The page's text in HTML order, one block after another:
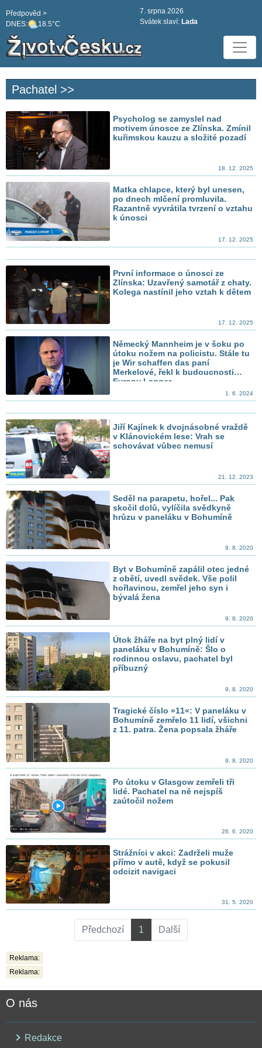
DNES: 18.5°C
Předpověd >
7. srpna 2026
Svátek slaví: Lada
Pachatel >>
Psycholog se zamyslel nad
motivem únosce ze Zlínska. Zmínil
kuřimskou kauzu a složité pozadí
18. 12. 2025
Matka chlapce, který byl unesen,
po dnech mlčení promluvila.
Razantně vyvrátila tvrzení o vztahu
k únosci
17. 12. 2025
První informace o únosci ze
Zlínska: Uzavřený samotář z chaty.
Kolega nastínil jeho vztah k dětem
17. 12. 2025
Německý Mannheim je v šoku po
útoku nožem na policistu. Stále tu
je Wir schaffen das paní
Merkelové, řekl k budoucnosti
Evropy Langer
1. 6. 2024
Jiří Kajínek k dvojnásobné vraždě
v Klánovickém lese: Vrah se
schovávat vůbec nemusí
21. 12. 2023
Seděl na parapetu, hořel... Pak
skočil dolů, vylíčila svědkyně
hrůzu v paneláku v Bohumíně
9. 8. 2020
Byt v Bohumíně zapálil otec jedné
z obětí, uvedl svědek. Vše polil
hořlavinou, zemřel jeho syn i
bývalá žena
9. 8. 2020
Útok žháře na byt plný lidí v
paneláku v Bohumíně: Šlo o
rodinnou oslavu, pachatel byl
příbuzný
9. 8. 2020
Tragické číslo »11«: V paneláku v
Bohumíně zemřelo 11 lidí, všichni
z 11. patra. Žena popsala žháře
9. 8. 2020
Po útoku v Glasgow zemřeli tři
lidé. Pachatel na ně nejspíš
zaútočil nožem
26. 6. 2020
Strážníci v akci: Zadrželi muže
přímo v autě, když se pokusil
odcizit navigaci
31. 5. 2020
Předchozí 1 Další
Reklama:
Reklama:
O nás
Redakce